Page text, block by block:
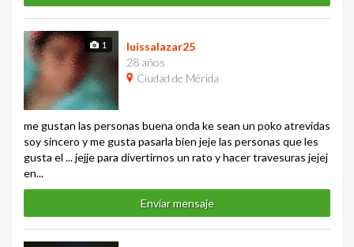
1
luissalazar25
28 años
Ciudad de Mérida
me gustan las personas buena onda ke sean un poko atrevidas
soy sincero y me gusta pasarla bien jeje las personas que les
gusta el ... jejje para divertirnos un rato y hacer travesuras jejej
en...
Enviar mensaje